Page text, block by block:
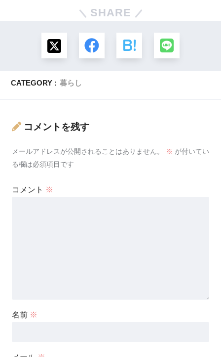
SHARE
CATEGORY : 暮らし
コメントを残す
メールアドレスが公開されることはありません。 ※ が付いてい
る欄は必須項目です
コメント ※
名前 ※